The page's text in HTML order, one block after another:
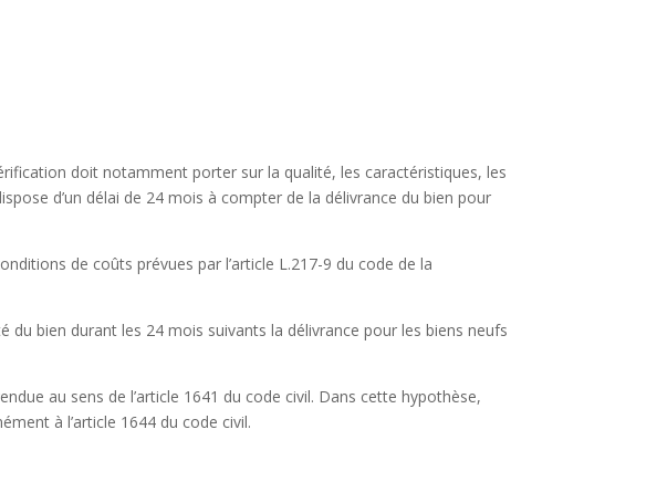
doit notamment porter sur la qualité, les caractéristiques, les
d’un délai de 24 mois à compter de la délivrance du bien pour
de coûts prévues par l’article L.217-9 du code de la
du bien durant les 24 mois suivants la délivrance pour les biens neufs
au sens de l’article 1641 du code civil. Dans cette hypothèse,
à l’article 1644 du code civil.